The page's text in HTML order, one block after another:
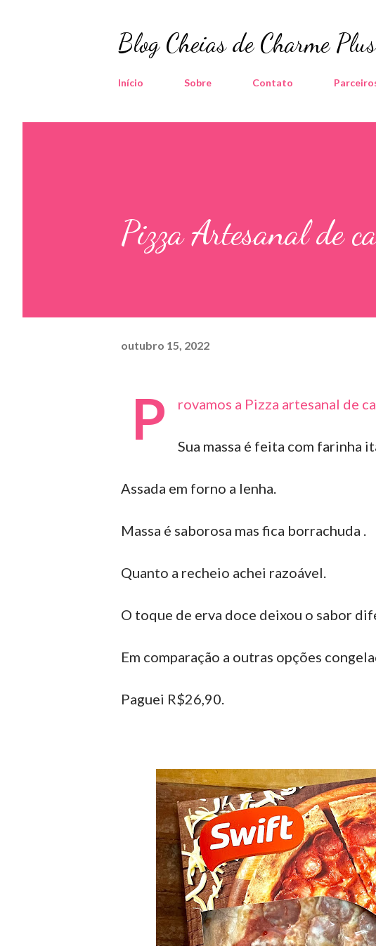
Blog Cheias de Charme
Início Sobre Contato
Pizza Artesanal de
outubro 15, 2022
P rovamos a Pizza artesanal de
Sua massa é feita com farinha
Assada em forno a lenha.
Massa é saborosa mas fica borrachuda .
Quanto a recheio achei razoável.
O toque de erva doce deixou o sabor
Em comparação a outras opções
Paguei R$26,90.